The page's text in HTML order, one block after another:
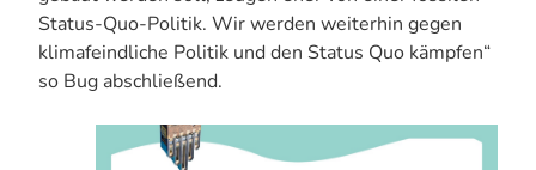
Status-Quo-Politik. Wir werden weiterhin gegen
klimafeindliche Politik und den Status Quo kämpfen“
so Bug abschließend.